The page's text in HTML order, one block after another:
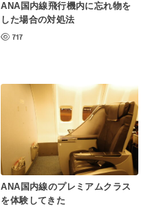
ANA国内線飛行機内に忘れ物を
した場合の対処法
717
ANA国内線のプレミアムクラス
を体験してきた